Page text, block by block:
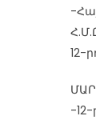
-
12-
-12-